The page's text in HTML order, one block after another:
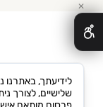
✕
שלישיים, לצורך